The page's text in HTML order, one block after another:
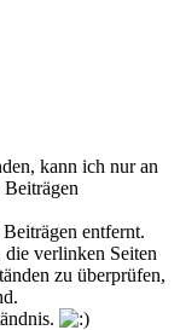
kann ich nur an
Beiträgen
entfernt.
verlinken Seiten
zu überprüfen,